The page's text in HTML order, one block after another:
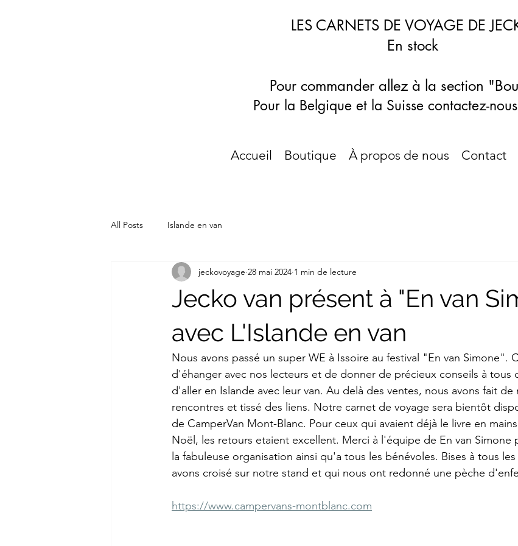
LES CARNETS DE VOYAGE DE
En stock
Pour commander allez à la section
Pour la Belgique et la Suisse contactez-
Accueil Boutique À propos de nous Contact
All Posts Islande en van
Jecko van présent à "En van
avec L'Islande en van
jeckovoyage 28 mai 2024 1 min de lecture
Nous avons passé un super WE à Issoire au festival "En van Simone".
d'éhanger avec nos lecteurs et de donner de précieux conseils à tous
d'aller en Islande avec leur van. Au delà des ventes, nous avons fait de
rencontres et tissé des liens. Notre carnet de voyage sera bientôt
de CamperVan Mont-Blanc. Pour ceux qui avaient déjà le livre en
Noël, les retours etaient excellent. Merci à l'équipe de En van Simone
la fabuleuse organisation ainsi qu'a tous les bénévoles. Bises à tous
avons croisé sur notre stand et qui nous ont redonné une pèche
https://www.campervans-montblanc.com